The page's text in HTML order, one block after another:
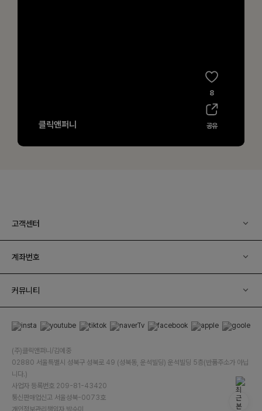
고객센터
계좌번호
커뮤니티
(주)클릭앤퍼니/김예중
02880 서울특별시 성북구 성북로 49 (성북동, 운석빌딩) 운석빌딩 5층(반품주소가 아닙
니다.)
사업자 등록번호 209-81-43420
통신판매업신고 서울성북-0073호
개인정보관리책임자 박수미